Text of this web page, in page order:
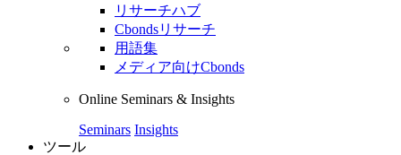
リサーチハブ
Cbondsリサーチ
用語集
メディア向けCbonds
Online Seminars & Insights
Seminars Insights
ツール